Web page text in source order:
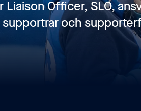
Liaison Officer, SLO,
supportrar och